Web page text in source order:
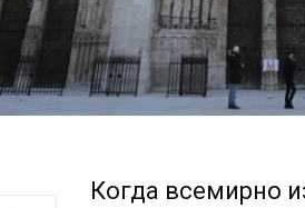
Когда всемирно